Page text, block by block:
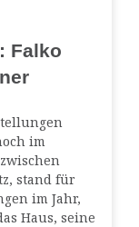
Falko
im
stand für
im Jahr,
Haus, seine